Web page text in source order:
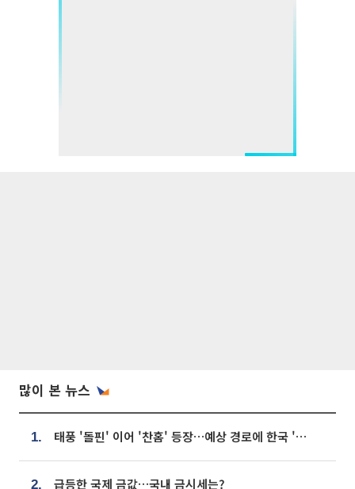
많이 본 뉴스
1. 태풍 '돌핀' 이어 '찬홈' 등장…예상 경로에 한국 '한숨'
2. 급등한 국제 금값…국내 금시세는?